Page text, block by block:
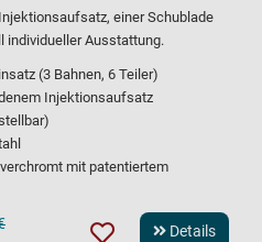
einer Schublade
individueller Ausstattung.
(3 Bahnen, 6 Teiler)
Injektionsaufsatz
mit patentiertem
Details